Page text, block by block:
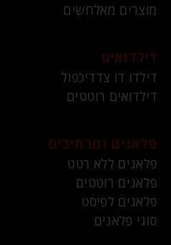
מוצרים מאלחשים
דילדואים
דילדו דו צדדיכפול
דילדואים רוטטים
פלאגים ומרחיבים
פלאגים ללא רטט
פלאגים רוטטים
פלאגים לפיסט
סוגי פלאגים